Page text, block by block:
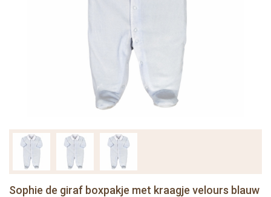
Sophie de giraf boxpakje met kraagje velours blauw